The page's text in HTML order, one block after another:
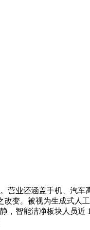
业还涵盖手机、汽车
变。被视为生成式人
智能洁净板块人员